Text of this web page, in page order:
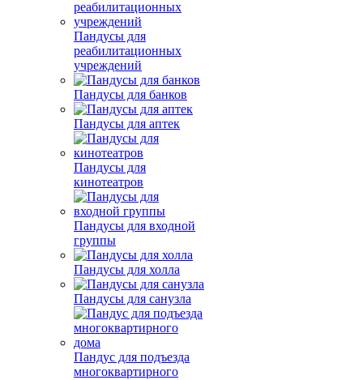
Пандусы для
реабилитационных
учреждений
Пандусы для банков
Пандусы для аптек
Пандусы для
кинотеатров
Пандусы для входной
группы
Пандусы для холла
Пандусы для санузла
Пандус для подъезда
многоквартирного